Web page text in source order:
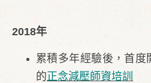
2018年
累積多年經驗後，首
的正念減壓師資培訓